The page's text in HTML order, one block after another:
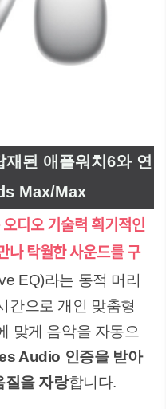
된 애플워치6와 연
Max/Max
디오 기술력 획기적인
나 탁월한 사운드를 구
EQ)라는 동적 머리
간으로 개인 맞춤형
맞게 음악을 자동으
Audio 인증을 받아
질을 자랑합니다.